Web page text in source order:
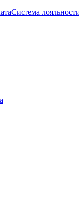
Система лояльности